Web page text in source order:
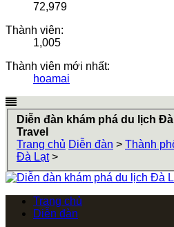
72,979
Thành viên:
1,005
Thành viên mới nhất:
hoamai
Diễn đàn khám phá du lịch
Travel
Trang chủ Diễn đàn > Thành
Đà Lạt >
Trang chủ
Diễn đàn